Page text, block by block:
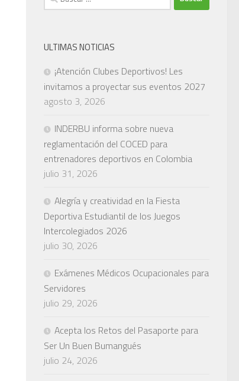
ULTIMAS NOTICIAS
¡Atención Clubes Deportivos! Les
invitamos a proyectar sus eventos 2027
agosto 3, 2026
INDERBU informa sobre nueva
reglamentación del COCED para
entrenadores deportivos en Colombia
julio 31, 2026
Alegría y creatividad en la Fiesta
Deportiva Estudiantil de los Juegos
Intercolegiados 2026
julio 30, 2026
Exámenes Médicos Ocupacionales para
Servidores
julio 29, 2026
Acepta los Retos del Pasaporte para
Ser Un Buen Bumangués
julio 24, 2026